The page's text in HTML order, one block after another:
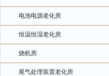
电池电源老化房
恒温恒湿老化房
烧机房
尾气处理装置老化房